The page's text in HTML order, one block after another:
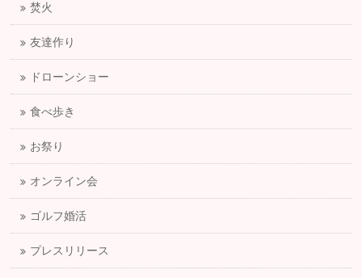
焚火
友達作り
ドローンショー
食べ歩き
お祭り
オンライン会
ゴルフ婚活
プレスリリース